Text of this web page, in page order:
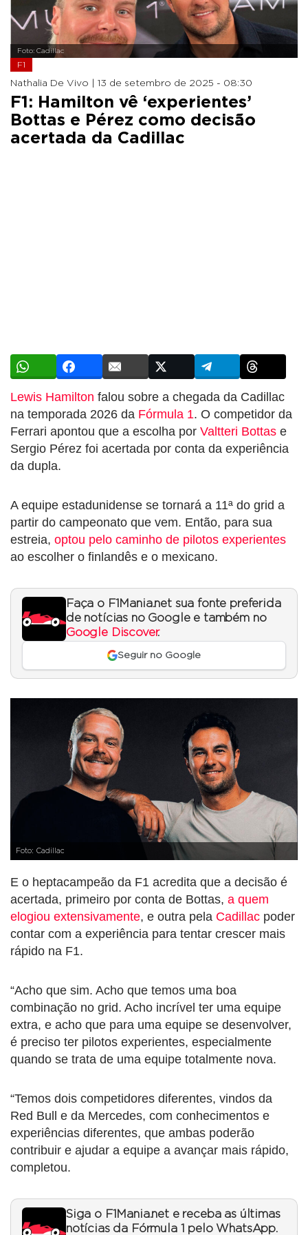
Foto: Cadillac
F1
Nathalia De Vivo | 13 de setembro de 2025 - 08:30
F1: Hamilton vê ‘experientes’
Bottas e Pérez como decisão
acertada da Cadillac
Lewis Hamilton falou sobre a chegada da Cadillac
na temporada 2026 da Fórmula 1. O competidor da
Ferrari apontou que a escolha por Valtteri Bottas e
Sergio Pérez foi acertada por conta da experiência
da dupla.
A equipe estadunidense se tornará a 11ª do grid a
partir do campeonato que vem. Então, para sua
estreia, optou pelo caminho de pilotos experientes
ao escolher o finlandês e o mexicano.
Faça o F1Mania.net sua fonte preferida
de notícias no Google e também no
Google Discover.
Seguir no Google
Foto: Cadillac
E o heptacampeão da F1 acredita que a decisão é
acertada, primeiro por conta de Bottas, a quem
elogiou extensivamente, e outra pela Cadillac poder
contar com a experiência para tentar crescer mais
rápido na F1.
“Acho que sim. Acho que temos uma boa
combinação no grid. Acho incrível ter uma equipe
extra, e acho que para uma equipe se desenvolver,
é preciso ter pilotos experientes, especialmente
quando se trata de uma equipe totalmente nova.
“Temos dois competidores diferentes, vindos da
Red Bull e da Mercedes, com conhecimentos e
experiências diferentes, que ambas poderão
contribuir e ajudar a equipe a avançar mais rápido,
completou.
Siga o F1Mania.net e receba as últimas
notícias da Fórmula 1 pelo WhatsApp.